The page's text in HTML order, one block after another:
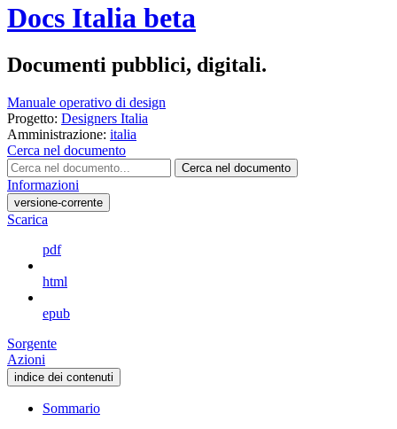
Docs Italia beta
Documenti pubblici, digitali.
Manuale operativo di design
Progetto: Designers Italia
Amministrazione: italia
Cerca nel documento
Cerca nel documento
Informazioni
versione-corrente
Scarica
pdf
html
epub
Sorgente
Azioni
indice dei contenuti
Sommario